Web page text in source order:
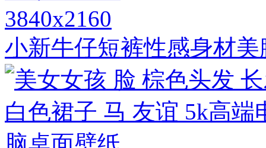
3840x2160
小新牛仔短裤性感身材